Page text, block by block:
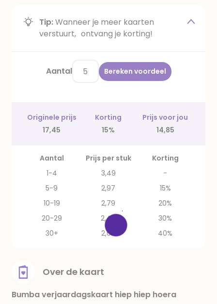
Tip:Wanneer je meer kaarten
verstuurt, ontvang je korting!
Aantal Bereken voordeel
Originele prijs Korting
Prijs voor jou
17,45
15% 14,85
Aantal Prijs per stuk
Korting
1-4
3,49
-
5-9
2,97
15%
10-19
2,79
20%
20-29
2,44
30%
30+
2,09 40%
Over de kaart
Bumba verjaardagskaart hiep hiep hoera